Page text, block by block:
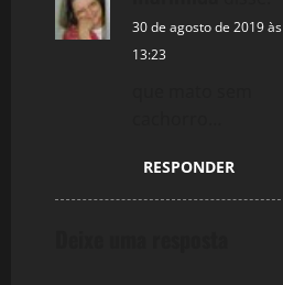
30 de agosto de 2019 às
13:23
RESPONDER